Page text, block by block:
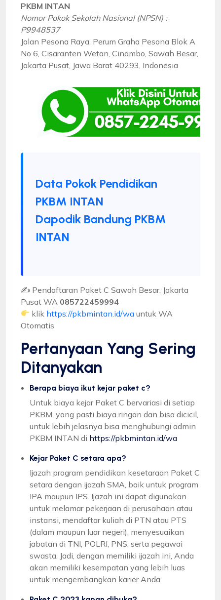
PKBM INTAN
Nomor Pokok Sekolah Nasional (NPSN) :
P9948537
Jalan Pesona Raya, Perum Graha Pesona Blok A
No 6, Cisaranten Wetan, Cinambo, Sawah Besar,
Jakarta Pusat, Jawa Barat 40293, Indonesia
Data Pokok Pendidikan
PKBM INTAN
Dapodik Bandung PKBM
INTAN
✍ Pendaftaran Paket C Sawah Besar, Jakarta
Pusat WA 085722459994
klik https://pkbmintan.id/wa untuk WA
Otomatis
Pertanyaan Yang Sering
Ditanyakan
Berapa biaya ikut kejar paket c?
Untuk biaya kejar Paket C bervariasi di setiap
PKBM, yang pasti biaya ringan dan bisa dicicil,
untuk lebih jelasnya bisa menghubungi admin
PKBM INTAN di https://pkbmintan.id/wa
Kejar Paket C setara apa?
Ijazah program pendidikan kesetaraan Paket C
setara dengan ijazah SMA, baik untuk program
IPA maupun IPS. Ijazah ini dapat digunakan
untuk melamar pekerjaan di perusahaan atau
instansi, mendaftar kuliah di PTN atau PTS
(dalam maupun luar negeri), menyesuaikan
jabatan di TNI, POLRI, PNS, serta pegawai
swasta. Jadi, dengan memiliki ijazah ini, Anda
akan memiliki kesempatan yang lebih luas
untuk mengembangkan karier Anda.